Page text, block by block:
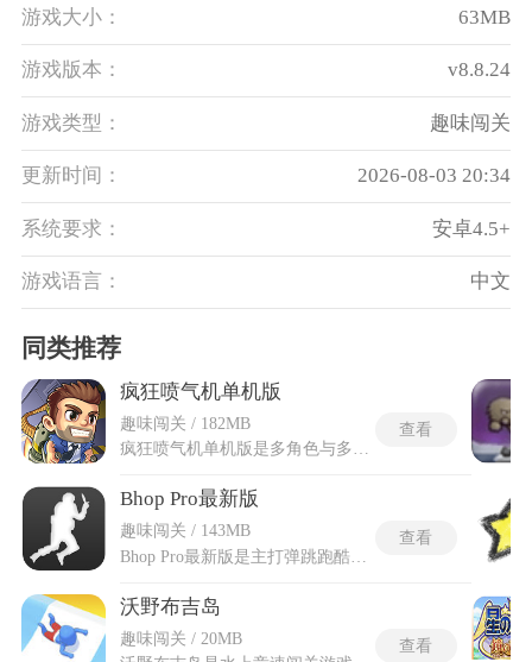
游戏大小： 63MB
游戏版本： v8.8.24
游戏类型： 趣味闯关
更新时间： 2026-08-03 20:34
系统要求： 安卓4.5+
游戏语言： 中文
同类推荐
疯狂喷气机单机版
趣味闯关 / 182MB
查看
Bhop Pro最新版
趣味闯关 / 143MB
查看
沃野布吉岛
趣味闯关 / 20MB
查看